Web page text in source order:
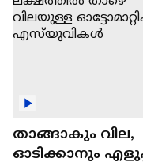
താങ്ങാകും വില,
ഓടിക്കാനും